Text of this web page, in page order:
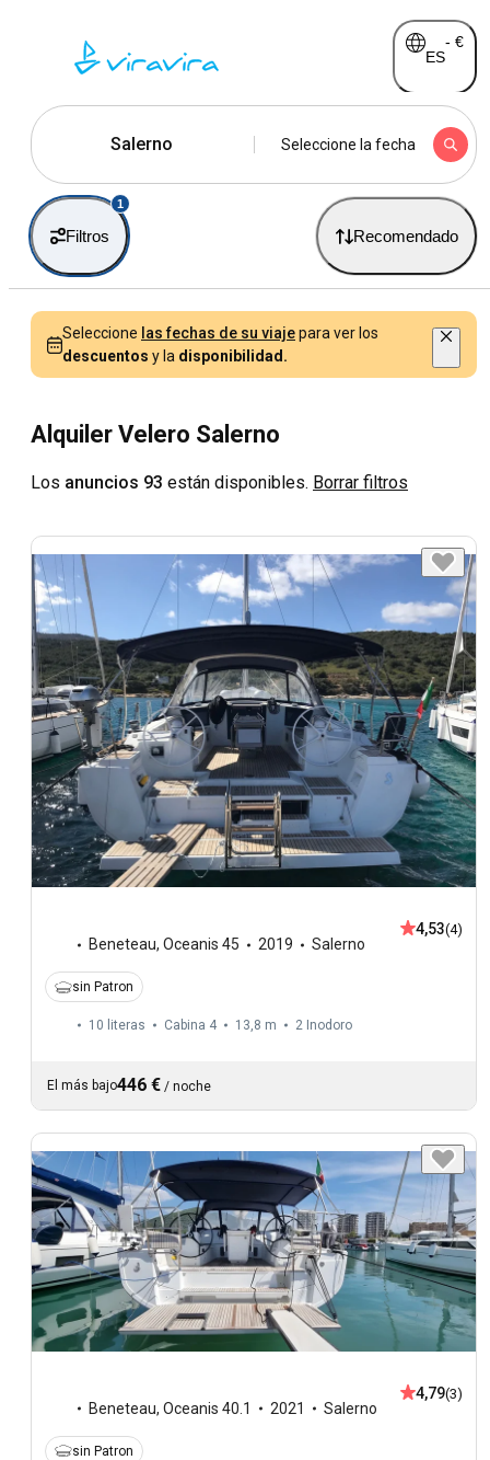
ES
- €
Salerno Seleccione la fecha
Filtros
1
Recomendado
Seleccione las fechas de su viajepara ver los
descuentos y la disponibilidad.
Alquiler Velero Salerno
Los anuncios 93 están disponibles. Borrar filtros
Beneteau, Oceanis 45 2019 Salerno
4,53(4)
sin Patron
10 literas Cabina 4 13,8 m 2 Inodoro
El más bajo446 € / noche
Beneteau, Oceanis 40.1 2021 Salerno
4,79(3)
sin Patron